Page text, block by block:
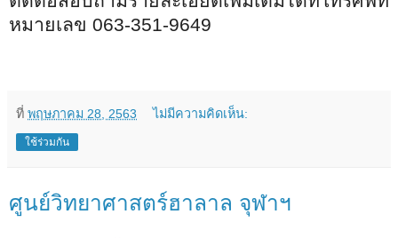
หมายเลข 063-351-9649
ที่ พฤษภาคม 28, 2563 ไม่มีความคิดเห็น:
ใช้ร่วมกัน
ศูนย์วิทยาศาสตร์ฮาลาล จุฬาฯ